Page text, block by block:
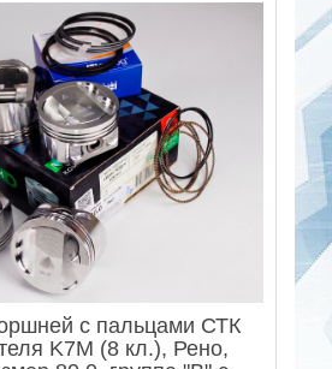
с пальцами СТК
K7M (8 кл.), Рено,